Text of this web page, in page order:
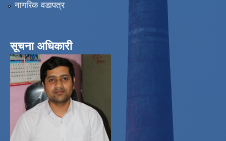
नागरिक वडापत्र
सूचना अधिकारी